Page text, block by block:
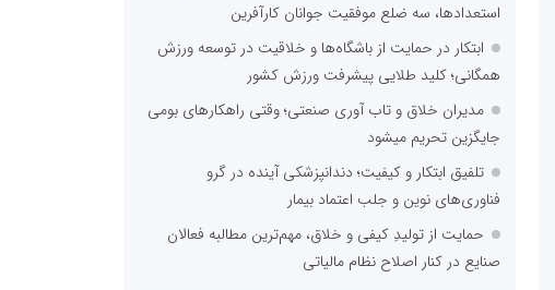
استعدادها، سه ضلع موفقیت جوانان کارآفرین
ابتکار در حمایت از باشگاه‌ها و خلاقیت در توسعه ورزش
همگانی؛ کلید طلایی پیشرفت ورزش کشور
مدیران خلاق و تاب آوری صنعتی؛ وقتی راهکارهای بومی
جایگزین تحریم میشود
تلفیق ابتکار و کیفیت؛ دندانپزشکی آینده در گرو
فناوری‌های نوین و جلب اعتماد بیمار
حمایت از تولیدِ کیفی و خلاق، مهم‌ترین مطالبه فعالان
صنایع در کنار اصلاح نظام مالیاتی